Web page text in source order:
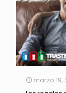
marzo 19,